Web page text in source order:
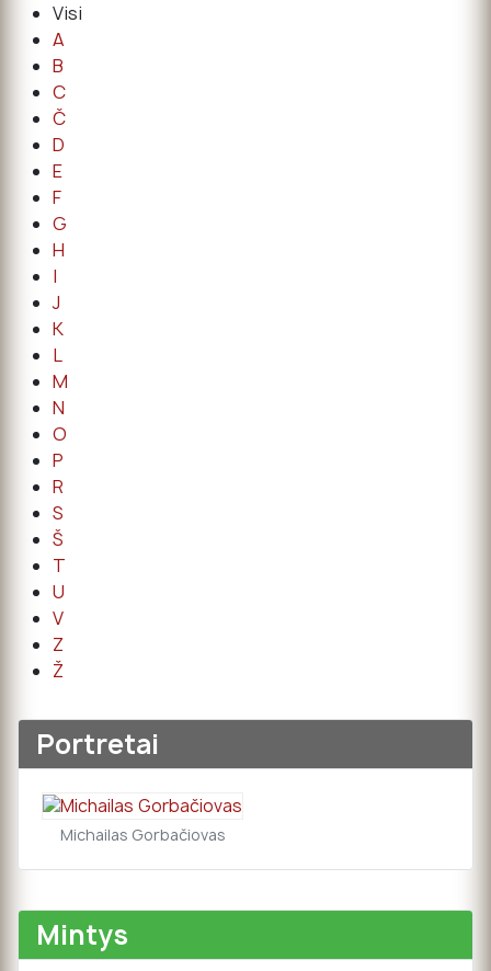
Visi
A
B
C
Č
D
E
F
G
H
I
J
K
L
M
N
O
P
R
S
Š
T
U
V
Z
Ž
Portretai
Michailas Gorbačiovas
Mintys